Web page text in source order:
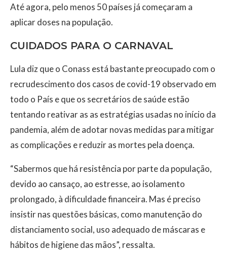
Até agora, pelo menos 50 países já começaram a
aplicar doses na população.
CUIDADOS PARA O CARNAVAL
Lula diz que o Conass está bastante preocupado com o
recrudescimento dos casos de covid-19 observado em
todo o País e que os secretários de saúde estão
tentando reativar as as estratégias usadas no início da
pandemia, além de adotar novas medidas para mitigar
as complicações e reduzir as mortes pela doença.
“Sabermos que há resistência por parte da população,
devido ao cansaço, ao estresse, ao isolamento
prolongado, à dificuldade financeira. Mas é preciso
insistir nas questões básicas, como manutenção do
distanciamento social, uso adequado de máscaras e
hábitos de higiene das mãos”, ressalta.